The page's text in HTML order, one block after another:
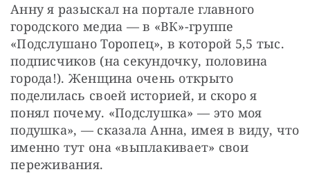
Анну я разыскал на портале главного
городского медиа — в «ВК»-группе
«Подслушано Торопец», в которой 5,5 тыс.
подписчиков (на секундочку, половина
города!). Женщина очень открыто
поделилась своей историей, и скоро я
понял почему. «Подслушка» — это моя
подушка», — сказала Анна, имея в виду, что
именно тут она «выплакивает» свои
переживания.